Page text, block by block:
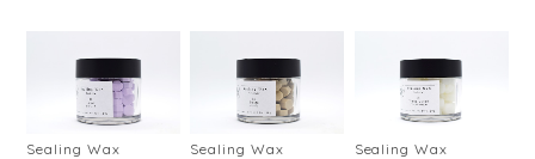
Sealing Wax
Sealing Wax
Sealing Wax